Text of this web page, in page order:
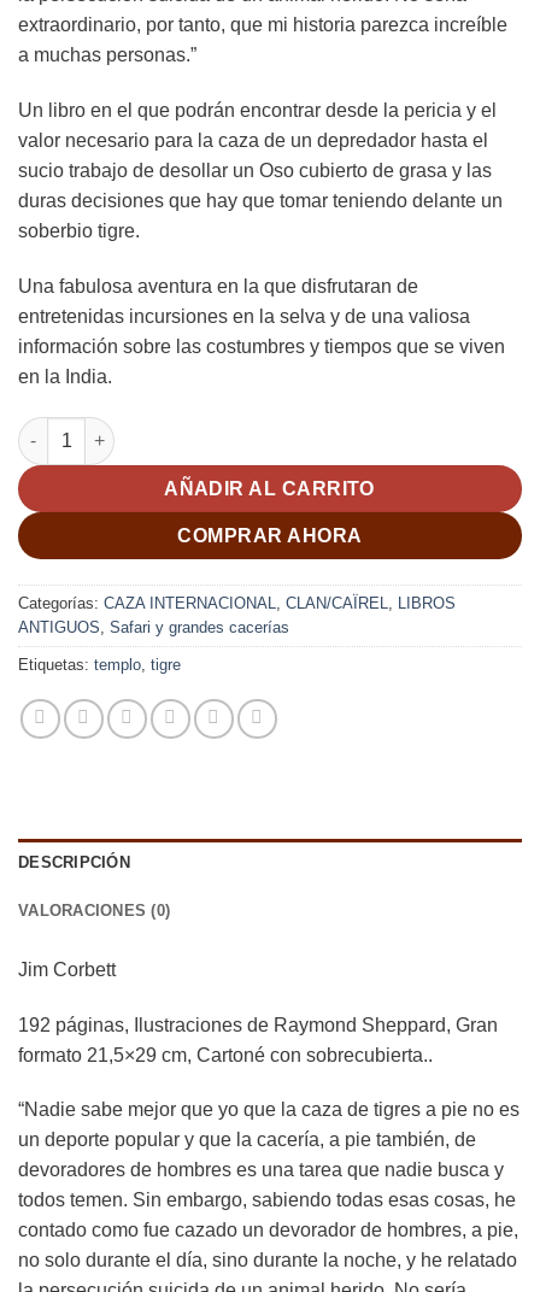
extraordinario, por tanto, que mi historia parezca increíble
a muchas personas.”
Un libro en el que podrán encontrar desde la pericia y el
valor necesario para la caza de un depredador hasta el
sucio trabajo de desollar un Oso cubierto de grasa y las
duras decisiones que hay que tomar teniendo delante un
soberbio tigre.
Una fabulosa aventura en la que disfrutaran de
entretenidas incursiones en la selva y de una valiosa
información sobre las costumbres y tiempos que se viven
en la India.
EL TIGRE DEL TEMPLO. Jim Corbett cantidad
AÑADIR AL CARRITO
COMPRAR AHORA
Categorías: CAZA INTERNACIONAL CLAN/CAÏREL
LIBROS
ANTIGUOS Safari y grandes cacerías
Etiquetas: templo tigre
DESCRIPCIÓN
VALORACIONES (0)
Jim Corbett
192 páginas, Ilustraciones de Raymond Sheppard, Gran
formato 21,5×29 cm, Cartoné con sobrecubierta..
“Nadie sabe mejor que yo que la caza de tigres a pie no es
un deporte popular y que la cacería, a pie también, de
devoradores de hombres es una tarea que nadie busca y
todos temen. Sin embargo, sabiendo todas esas cosas, he
contado como fue cazado un devorador de hombres, a pie,
no solo durante el día, sino durante la noche, y he relatado